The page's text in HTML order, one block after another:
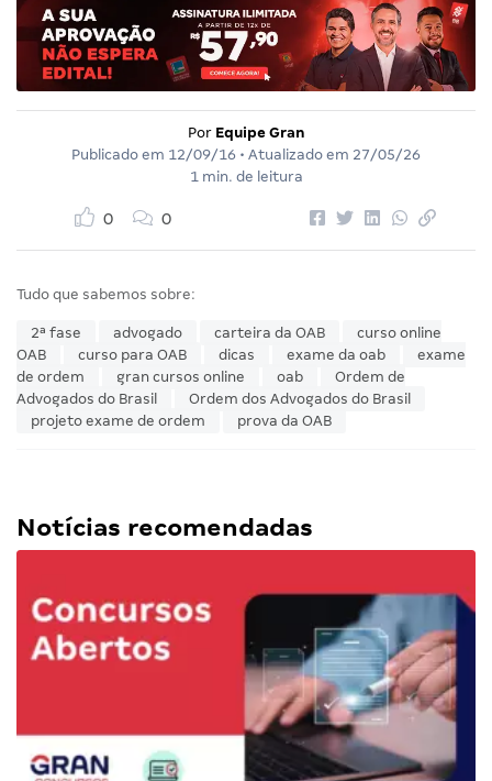
Por Equipe Gran
Publicado em 12/09/16 • Atualizado em 27/05/26
1 min. de leitura
0 0
Tudo que sabemos sobre:
2ª fase advogado carteira da OAB
curso online
OAB
curso para OAB dicas exame da oab
exame
de ordem
gran cursos online oab
Ordem de
Advogados do Brasil
Ordem dos Advogados do Brasil
projeto exame de ordem
prova da OAB
Notícias recomendadas